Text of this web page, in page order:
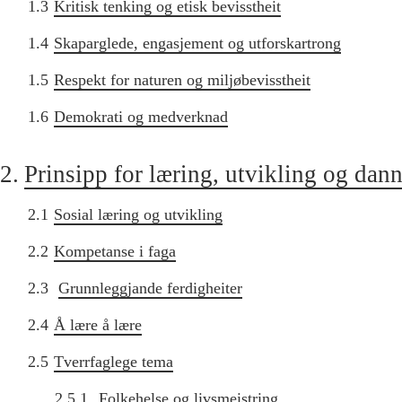
1.3 Kritisk tenking og etisk bevisstheit
1.4 Skaparglede, engasjement og utforskartrong
1.5 Respekt for naturen og miljøbevisstheit
1.6 Demokrati og medverknad
2. Prinsipp for læring, utvikling og
2.1 Sosial læring og utvikling
2.2 Kompetanse i faga
2.3 Grunnleggjande ferdigheiter
2.4 Å lære å lære
2.5 Tverrfaglege tema